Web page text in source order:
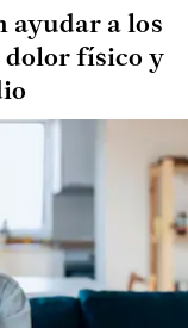
ayudar a los
dolor físico y